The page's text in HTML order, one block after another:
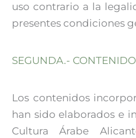
uso contrario a la
presentes condiciones
SEGUNDA.-
Los contenidos
han sido elaborados e
Cultura Árabe